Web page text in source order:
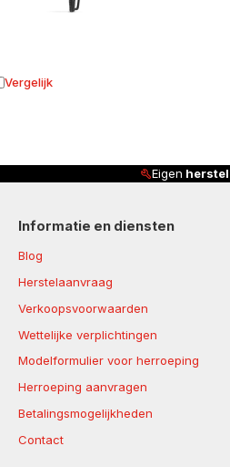
Vergelijk aan vergelijking
Informatie en diensten
Blog
Herstelaanvraag
Verkoopsvoorwaarden
Wettelijke verplichtingen
Modelformulier voor herroeping
Herroeping aanvragen
Betalingsmogelijkheden
Contact